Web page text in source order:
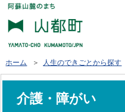
ホーム ＞ 人生のできごとから探す
介護・障がい